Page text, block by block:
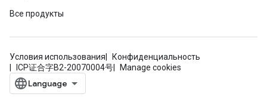
Все продукты
Условия использования
Конфиденциальность
ICP证合字B2-20070004号
Manage cookies